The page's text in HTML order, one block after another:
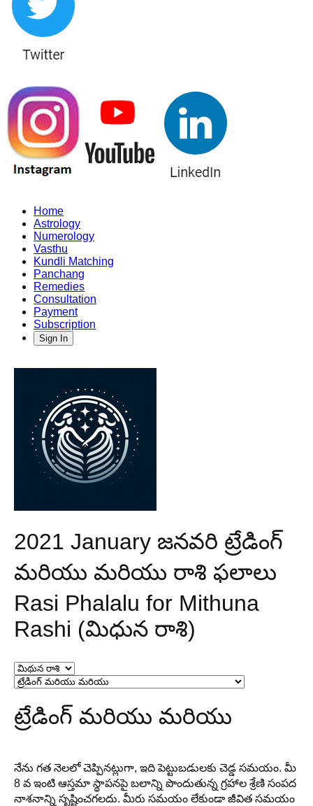
Home
Astrology
Numerology
Vasthu
Kundli Matching
Panchang
Remedies
Consultation
Payment
Subscription
Sign In
2021 January జనవరి ట్రేడింగ్
మరియు మరియు రాశి ఫలాలు
Rasi Phalalu for Mithuna
Rashi (మిధున రాశి)
ట్రేడింగ్ మరియు మరియు
నేను గత నెలలో చెప్పినట్లుగా, ఇది పెట్టుబడులకు చెడ్డ సమయం. మీ
8 వ ఇంటి ఆస్తమా స్థాపనపై బలాన్ని పొందుతున్న గ్రహాల శ్రేణి సంపద
నాశనాన్ని సృష్టించగలదు. మీరు సమయం లేకుండా జీవిత సమయం